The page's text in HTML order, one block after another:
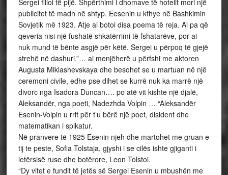
Sergei filloi të pijë. Shpërthimi i dhomave të hotelit mori një
publicitet të madh në shtyp. Eesenin u kthye në Bashkimin
Sovjetik më 1923. Atje ai botoi disa poema të reja. Ai pa që
qeveria nisi një fushatë shkatërrimi të fshatarëve, por ai
nuk mund të bënte asgjë për këtë. Sergei u përpoq të gjejë
strehë në dashuri.”… ai menjëherë u përfshi me aktoren
Augusta Miklashevskaya dhe besohet se u martuan në një
ceremoni civile, edhe pse dihet se kurrë nuk ka marrë një
divorc nga Isadora Duncan…. po atë vit kishte një djalë,
Aleksandër, nga poeti, Nadezhda Volpin … “Aleksandër
Esenin-Volpin u rrit për t’u bërë një poet, disident dhe
matematikan i spikatur.
Në pranvere të 1925 Esenin njeh dhe martohet me gruan e
tij te peste, Sofia Tolstaja, gjyshi i se cilës ishte gjiganti i
letërsisë ruse dhe botërore, Leon Tolstoi.
“Dy vitet e fundit të jetës së Sergei Esenin u mbushën me